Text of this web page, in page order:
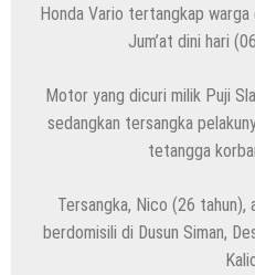
Honda Vario tertangkap warga
Jum’at dini hari
Motor yang dicuri milik Puji
sedangkan tersangka
tetangga
Tersangka, Nico (26 tahun),
berdomisili di Dusun Siman,